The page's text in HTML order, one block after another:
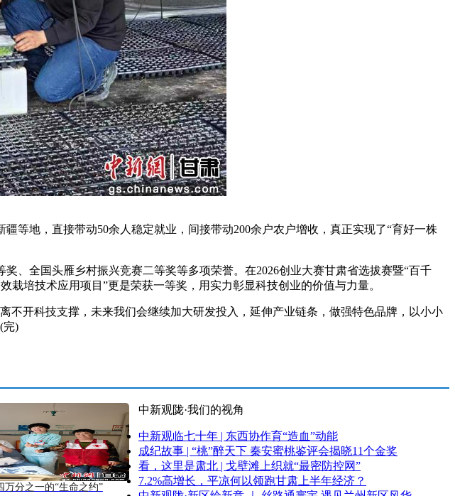
地，直接带动50余人稳定就业，间接带动200余户农户增收，真正实现了“育好一株
全国头雁乡村振兴竞赛二等奖等多项荣誉。在2026创业大赛甘肃省选拔赛暨“百千
培技术应用项目”更是荣获一等奖，用实力彰显科技创业的价值与力量。
开科技支撑，未来我们会继续加大研发投入，延伸产业链条，做强特色品牌，以小小
完)
分之一的“生命之约”
中新观陇·我们的视角
中新观临七十年 | 东西协作育“造血”动能
成纪故事 | “桃”醉天下 秦安蜜桃鉴评会揭晓11个金奖
看，这里是肃北 | 戈壁滩上织就“最密防控网”
7.2%高增长，平凉何以领跑甘肃上半年经济？